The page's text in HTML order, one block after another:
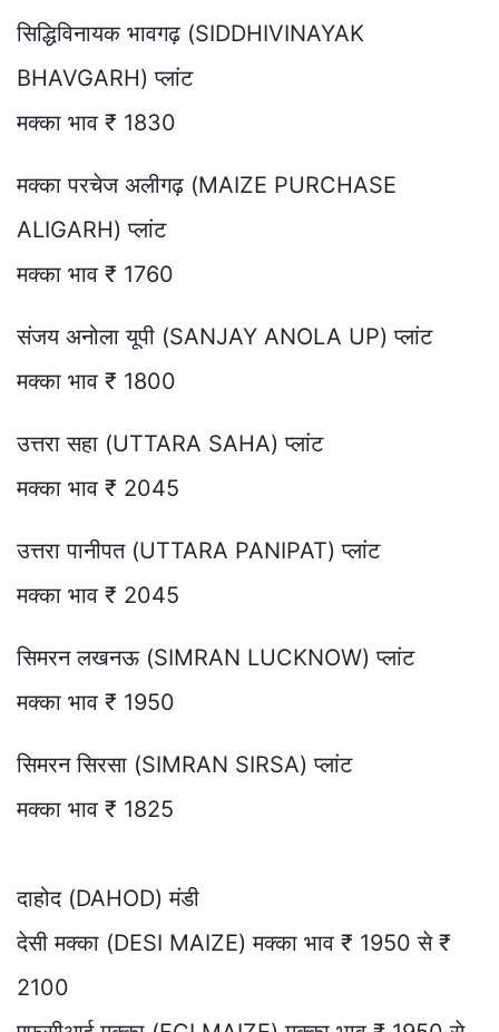
सिद्धिविनायक भावगढ़ (SIDDHIVINAYAK
BHAVGARH) प्लांट
मक्का भाव ₹ 1830
मक्का परचेज अलीगढ़ (MAIZE PURCHASE
ALIGARH) प्लांट
मक्का भाव ₹ 1760
संजय अनोला यूपी (SANJAY ANOLA UP) प्लांट
मक्का भाव ₹ 1800
उत्तरा सहा (UTTARA SAHA) प्लांट
मक्का भाव ₹ 2045
उत्तरा पानीपत (UTTARA PANIPAT) प्लांट
मक्का भाव ₹ 2045
सिमरन लखनऊ (SIMRAN LUCKNOW) प्लांट
मक्का भाव ₹ 1950
सिमरन सिरसा (SIMRAN SIRSA) प्लांट
मक्का भाव ₹ 1825
दाहोद (DAHOD) मंडी
देसी मक्का (DESI MAIZE) मक्का भाव ₹ 1950 से ₹
2100